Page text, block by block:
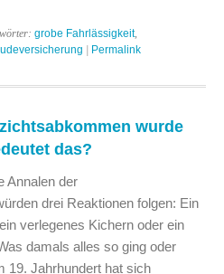
grobe Fahrlässigkeit,
| Permalink
wurde
das?
Annalen der
drei Reaktionen folgen: Ein
verlegenes Kichern oder ein
damals alles so ging oder
19. Jahrhundert hat sich